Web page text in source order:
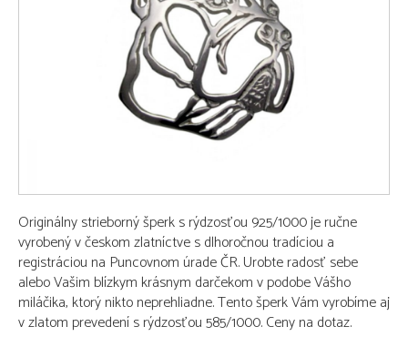
Originálny strieborný šperk s rýdzosťou 925/1000 je ručne
vyrobený v českom zlatníctve s dlhoročnou tradíciou a
registráciou na Puncovnom úrade ČR. Urobte radosť sebe
alebo Vašim blízkym krásnym darčekom v podobe Vášho
miláčika, ktorý nikto neprehliadne. Tento šperk Vám vyrobíme aj
v zlatom prevedení s rýdzosťou 585/1000. Ceny na dotaz.